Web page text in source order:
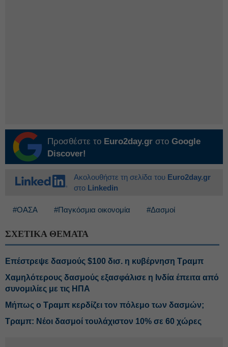
Προσθέστε το Euro2day.gr στο Google
Discover!
Ακολουθήστε τη σελίδα του Euro2day.gr
στο Linkedin
#ΟΑΣΑ #Παγκόσμια οικονομία #Δασμοί
ΣΧΕΤΙΚΑ ΘΕΜΑΤΑ
Επέστρεψε δασμούς $100 δισ. η κυβέρνηση Τραμπ
Χαμηλότερους δασμούς εξασφάλισε η Ινδία έπειτα από
συνομιλίες με τις ΗΠΑ
Μήπως ο Τραμπ κερδίζει τον πόλεμο των δασμών;
Τραμπ: Νέοι δασμοί τουλάχιστον 10% σε 60 χώρες